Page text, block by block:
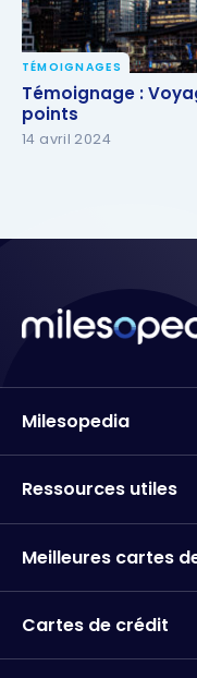
Témoignage :
TÉMOIGNAGES
Témoignage :
points
14 avril 2024
Milesopedia
Ressources utiles
Meilleures cartes
Cartes de crédit